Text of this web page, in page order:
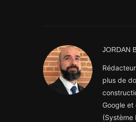
JORDAN
plus de
Google et
(Système